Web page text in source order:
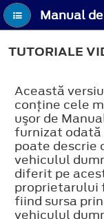
TUTORIALE
Această
conţine cele
uşor de
furnizat odată
poate descrie
vehiculul
diferit pe
proprietarului
fiind sursa
vehiculul